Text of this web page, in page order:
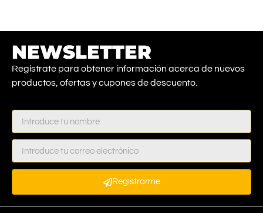
NEWSLETTER
Registrate para obtener información acerca de nuevos
productos, ofertas y cupones de descuento.
Registrarme